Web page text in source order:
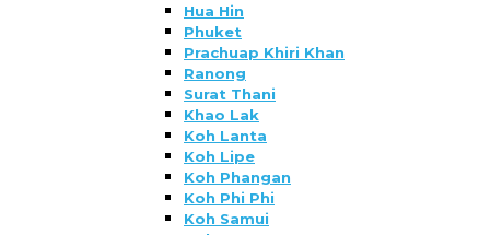
Hua Hin
Phuket
Prachuap Khiri Khan
Ranong
Surat Thani
Khao Lak
Koh Lanta
Koh Lipe
Koh Phangan
Koh Phi Phi
Koh Samui